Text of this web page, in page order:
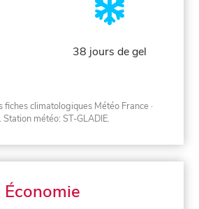
38 jours de gel
fiches climatologiques Météo France ·
. Station météo: ST-GLADIE.
Économie